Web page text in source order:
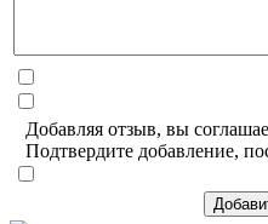
Добавляя отзыв, вы
Подтвердите добавление,